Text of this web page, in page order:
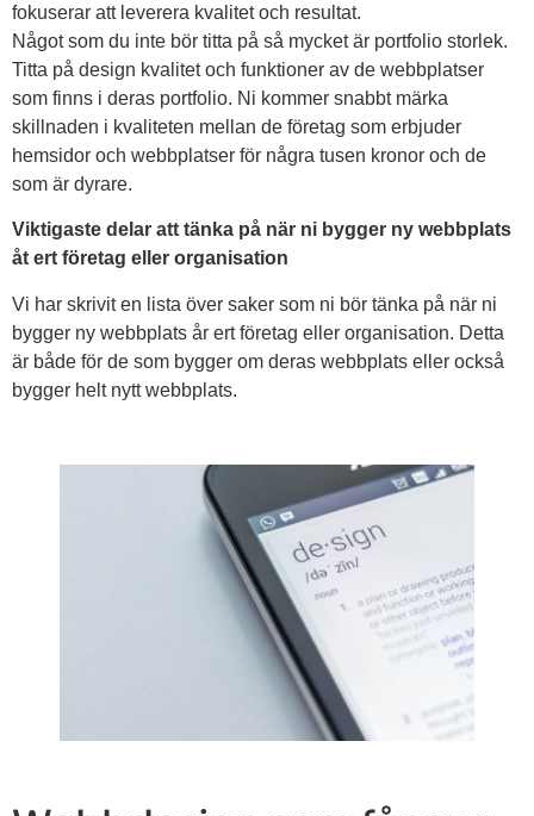
fokuserar att leverera kvalitet och resultat.
Något som du inte bör titta på så mycket är portfolio storlek.
Titta på design kvalitet och funktioner av de webbplatser
som finns i deras portfolio. Ni kommer snabbt märka
skillnaden i kvaliteten mellan de företag som erbjuder
hemsidor och webbplatser för några tusen kronor och de
som är dyrare.
Viktigaste delar att tänka på när ni bygger ny webbplats
åt ert företag eller organisation
Vi har skrivit en lista över saker som ni bör tänka på när ni
bygger ny webbplats år ert företag eller organisation. Detta
är både för de som bygger om deras webbplats eller också
bygger helt nytt webbplats.